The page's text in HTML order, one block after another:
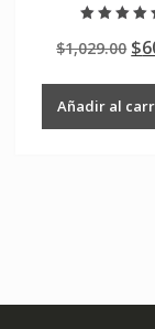
5.00
de 5
$1,029.00 $
Añadir al